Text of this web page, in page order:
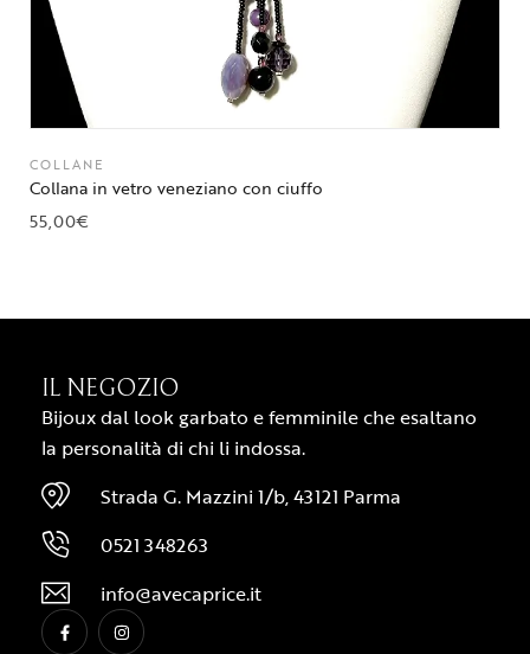
COLLANE
Collana in vetro veneziano con ciuffo
55,00€
IL NEGOZIO
Bijoux dal look garbato e femminile che esaltano
la personalità di chi li indossa.
Strada G. Mazzini 1/b, 43121 Parma
0521 348263
info@avecaprice.it